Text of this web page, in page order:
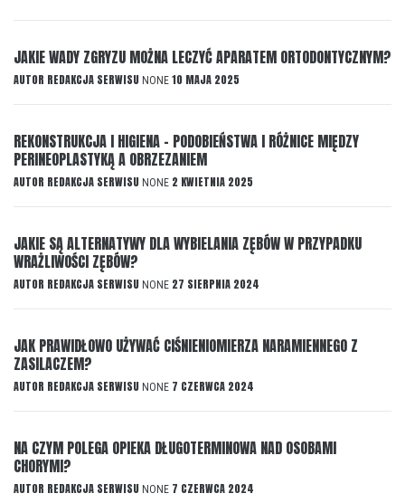
JAKIE WADY ZGRYZU MOŻNA LECZYĆ APARATEM ORTODONTYCZNYM?
AUTOR REDAKCJA SERWISU NONE 10 MAJA 2025
REKONSTRUKCJA I HIGIENA – PODOBIEŃSTWA I RÓŻNICE MIĘDZY
PERINEOPLASTYKĄ A OBRZEZANIEM
AUTOR REDAKCJA SERWISU NONE 2 KWIETNIA 2025
JAKIE SĄ ALTERNATYWY DLA WYBIELANIA ZĘBÓW W PRZYPADKU
WRAŻLIWOŚCI ZĘBÓW?
AUTOR REDAKCJA SERWISU NONE 27 SIERPNIA 2024
JAK PRAWIDŁOWO UŻYWAĆ CIŚNIENIOMIERZA NARAMIENNEGO Z
ZASILACZEM?
AUTOR REDAKCJA SERWISU NONE 7 CZERWCA 2024
NA CZYM POLEGA OPIEKA DŁUGOTERMINOWA NAD OSOBAMI
CHORYMI?
AUTOR REDAKCJA SERWISU NONE 7 CZERWCA 2024